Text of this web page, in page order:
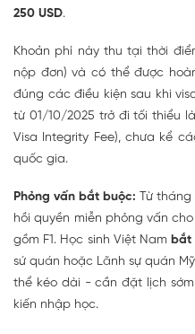
250 USD.
Khoản phí này thu tại thời
nộp đơn) và có thể được
đúng các điều kiện sau khi
từ 01/10/2025 trở đi tối thiểu là
Visa Integrity Fee), chưa kể
quốc gia.
Phỏng vấn bắt buộc: Từ
hồi quyền miễn phỏng vấn
gồm F1. Học sinh Việt Nam bắt
sứ quán hoặc Lãnh sự quán
thể kéo dài - cần đặt lịch
kiến nhập học.